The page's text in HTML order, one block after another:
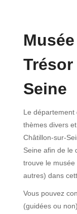
Seine
Le
thèmes divers
Châtillon-sur-
Seine afin de le
trouve le
autres) dans
Vous pouvez
(guidées ou